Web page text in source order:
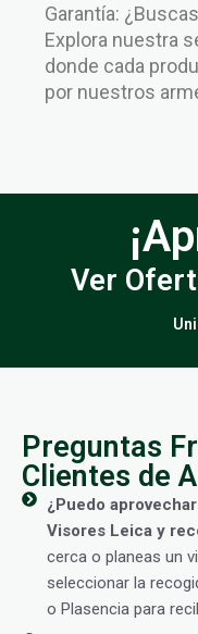
Garantía:
Explora nuestra
donde cada
por nuestros
Ver
Preguntas
Clientes de
¿Puedo
Visores Leica y
cerca o planeas un
seleccionar la
o Plasencia para